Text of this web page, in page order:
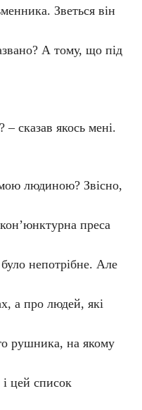
Зветься він
А тому, що під
сказав якось мені.
людиною? Звісно,
преса
непотрібне. Але
а про людей, які
рушника, на якому
і цей список